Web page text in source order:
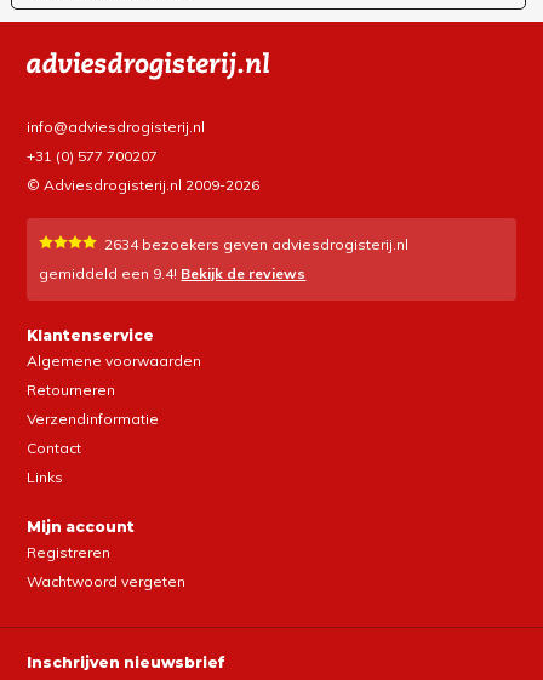
info@adviesdrogisterij.nl
+31 (0) 577 700207
© Adviesdrogisterij.nl 2009-2026
2634bezoekers geven adviesdrogisterij.nl
gemiddeld een 9.4! Bekijk de reviews
Klantenservice
Algemene voorwaarden
Retourneren
Verzendinformatie
Contact
Links
Mijn account
Registreren
Wachtwoord vergeten
Inschrijven nieuwsbrief